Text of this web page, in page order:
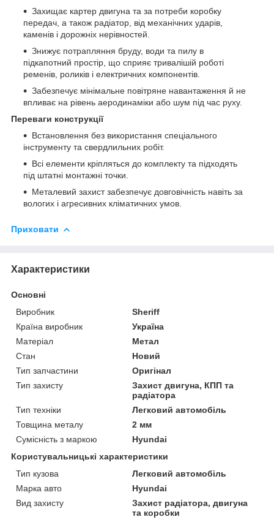
Захищає картер двигуна та за потреби коробку
передач, а також радіатор, від механічних ударів,
каменів і дорожніх нерівностей.
Знижує потрапляння бруду, води та пилу в
підкапотний простір, що сприяє тривалішій роботі
ременів, роликів і електричних компонентів.
Забезпечує мінімальне повітряне навантаження й не
впливає на рівень аеродинаміки або шум під час руху.
Переваги конструкції
Встановлення без використання спеціального
інструменту та свердлильних робіт.
Всі елементи кріпляться до комплекту та підходять
під штатні монтажні точки.
Металевий захист забезпечує довговічність навіть за
вологих і агресивних кліматичних умов.
Приховати
Характеристики
Основні
Виробник
Sheriff
Країна виробник
Україна
Матеріал
Метал
Стан
Новий
Тип запчастини
Оригінал
Тип захисту
Захист двигуна, КПП та
радіатора
Тип техніки
Легковий автомобіль
Товщина металу
2 мм
Сумісність з маркою
Hyundai
Користувальницькі характеристики
Тип кузова
Легковий автомобіль
Марка авто
Hyundai
Вид захисту
Захист радіатора, двигуна
та коробки